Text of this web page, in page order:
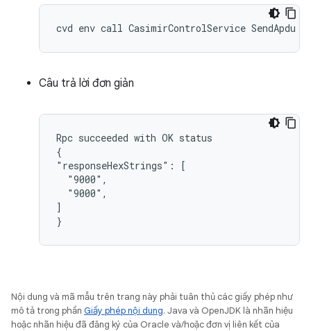
Câu trả lời đơn giản
Rpc succeeded with OK status
{
"responseHexStrings": [
  "9000",
  "9000",
]
Nội dung và mã mẫu trên trang này phải tuân thủ các giấy phép như
mô tả trong phần Giấy phép nội dung. Java và OpenJDK là nhãn hiệu
hoặc nhãn hiệu đã đăng ký của Oracle và/hoặc đơn vị liên kết của